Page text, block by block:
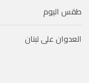
طقس اليوم
العدوان على لبنان